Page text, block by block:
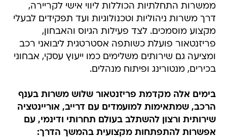
ממשרות התחלתיות הכוללות ליווי אישי לקריירה,
דרך משרות ניהוליות וטכנולוגיות ועד תפקידים לבעלי
מקצוע מוסמכים. לצד פעילות הגיוס והאבחון,
פריזנטאור פועלת כשותפה אסטרטגית ליבואני רכב
ומציעה גם שירותים משלימים כמו ייעוץ עסקי, אבחוני
בכירים, מנטורינג ופיתוח מנהלים.
בימים אלה מקדמת פריזנטאור שלוש משרות בענף
הרכב, שמתאימות למועמדים עם דרייב, אוריינטציה
שירותית ורצון להשתלב בעולם תחרותי ודינמי, עם
אפשרות להתפתחות מקצועית בהמשך הדרך: